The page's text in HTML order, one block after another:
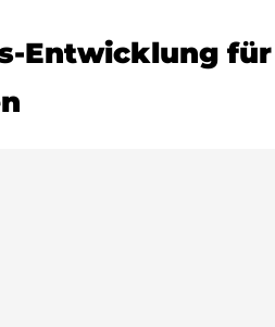
Entwicklung für